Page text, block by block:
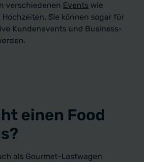
verschiedenen Events wie
Sie können sogar für
Kundenevents und Business-
einen Food
als Gourmet-Lastwagen